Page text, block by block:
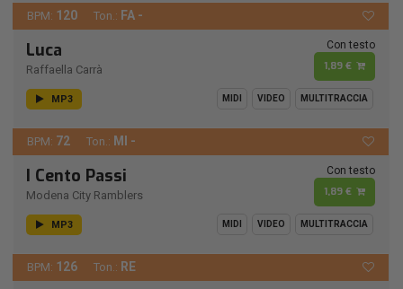
BPM: 120 Ton.: FA -
Luca
Raffaella Carrà
Con testo
1,89 €
MP3 MIDI VIDEO MULTITRACCIA
BPM: 72 Ton.: MI -
I Cento Passi
Modena City Ramblers
Con testo
1,89 €
MP3 MIDI VIDEO MULTITRACCIA
BPM: 126 Ton.: RE